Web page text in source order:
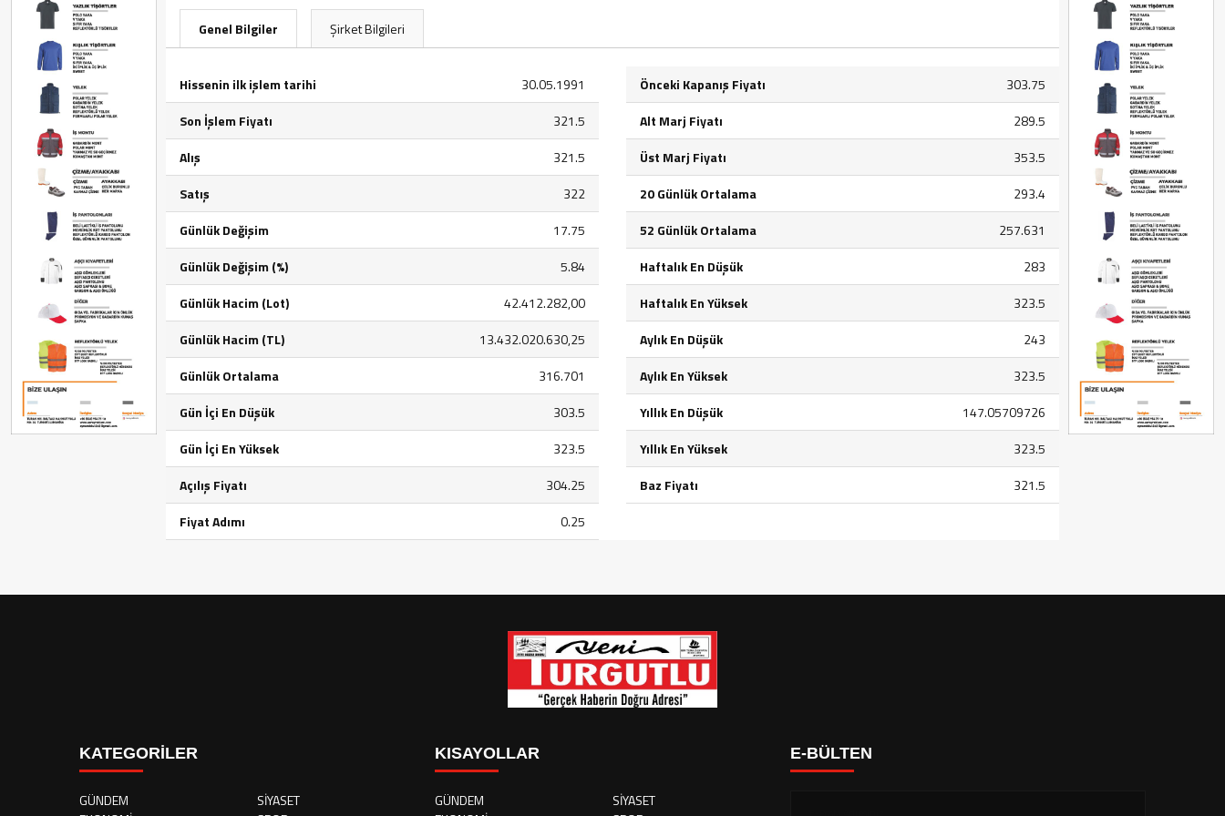
Genel Bilgiler Şirket Bilgileri
Hissenin ilk işlem tarihi
30.05.1991
Son İşlem Fiyatı
321.5
Alış
321.5
Satış
322
Günlük Değişim
17.75
Günlük Değişim (%)
5.84
Günlük Hacim (Lot)
42.412.282,00
Günlük Hacim (TL)
13.432.020.630,25
Günlük Ortalama
316.701
Gün İçi En Düşük
303.5
Gün İçi En Yüksek
323.5
Açılış Fiyatı
304.25
Fiyat Adımı
0.25
Önceki Kapanış Fiyatı
303.75
Alt Marj Fiyatı
289.5
Üst Marj Fiyatı
353.5
20 Günlük Ortalama
293.4
52 Günlük Ortalama
257.631
Haftalık En Düşük
283
Haftalık En Yüksek
323.5
Aylık En Düşük
243
Aylık En Yüksek
323.5
Yıllık En Düşük
147.05709726
Yıllık En Yüksek
323.5
Baz Fiyatı
321.5
KATEGORİLER
GÜNDEM
SİYASET
KISAYOLLAR
GÜNDEM
SİYASET
E-BÜLTEN